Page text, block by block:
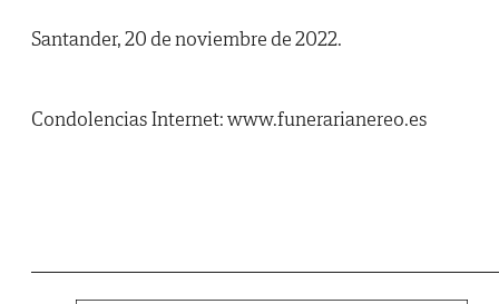
Santander, 20 de noviembre de 2022.
Condolencias Internet: www.funerarianereo.es